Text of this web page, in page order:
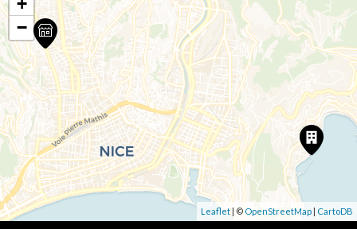
−
Leaflet| © OpenStreetMap | CartoDB